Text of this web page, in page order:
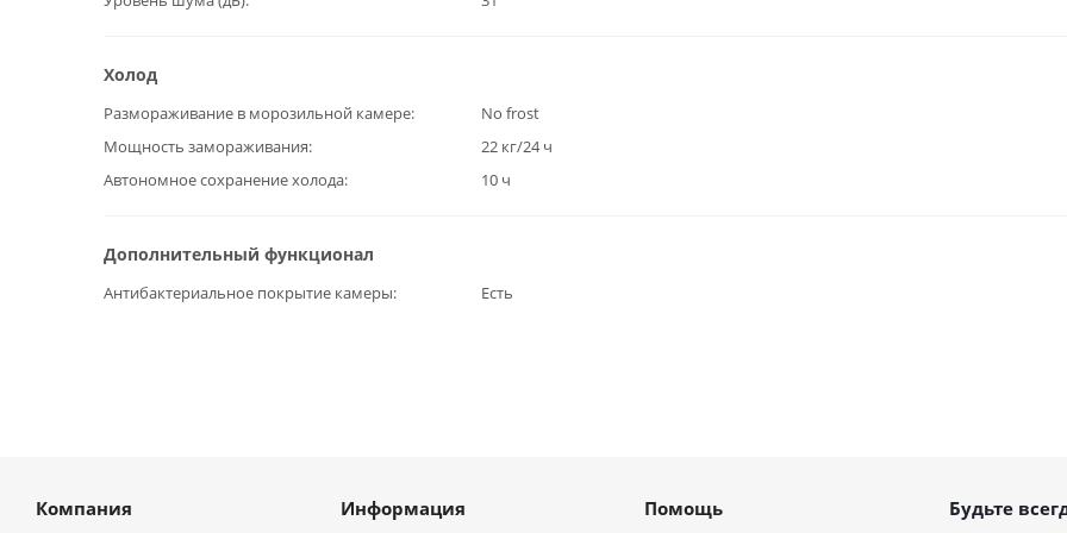
Холод
Размораживание в морозильной камере
No frost
Мощность замораживания
22 кг/24 ч
Автономное сохранение холода
10 ч
Дополнительный функционал
Антибактериальное покрытие камеры Есть
Компания Информация Помощь Будьте